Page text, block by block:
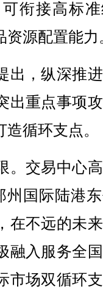
衔接高标
资源配置能力
，纵深推
出重点事项
循环支点。
交易中心
州国际陆港
在不远的未
融入服务全
市场双循环